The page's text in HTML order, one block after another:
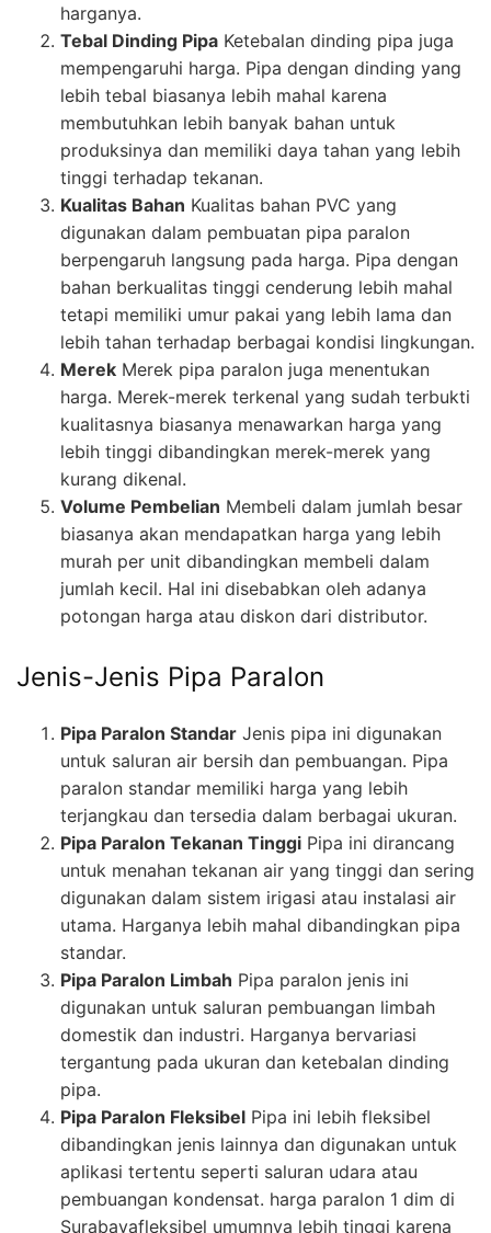
harganya.
Tebal Dinding Pipa Ketebalan dinding pipa juga
mempengaruhi harga. Pipa dengan dinding yang
lebih tebal biasanya lebih mahal karena
membutuhkan lebih banyak bahan untuk
produksinya dan memiliki daya tahan yang lebih
tinggi terhadap tekanan.
Kualitas Bahan Kualitas bahan PVC yang
digunakan dalam pembuatan pipa paralon
berpengaruh langsung pada harga. Pipa dengan
bahan berkualitas tinggi cenderung lebih mahal
tetapi memiliki umur pakai yang lebih lama dan
lebih tahan terhadap berbagai kondisi lingkungan.
Merek Merek pipa paralon juga menentukan
harga. Merek-merek terkenal yang sudah terbukti
kualitasnya biasanya menawarkan harga yang
lebih tinggi dibandingkan merek-merek yang
kurang dikenal.
Volume Pembelian Membeli dalam jumlah besar
biasanya akan mendapatkan harga yang lebih
murah per unit dibandingkan membeli dalam
jumlah kecil. Hal ini disebabkan oleh adanya
potongan harga atau diskon dari distributor.
Jenis-Jenis Pipa Paralon
Pipa Paralon Standar Jenis pipa ini digunakan
untuk saluran air bersih dan pembuangan. Pipa
paralon standar memiliki harga yang lebih
terjangkau dan tersedia dalam berbagai ukuran.
Pipa Paralon Tekanan Tinggi Pipa ini dirancang
untuk menahan tekanan air yang tinggi dan sering
digunakan dalam sistem irigasi atau instalasi air
utama. Harganya lebih mahal dibandingkan pipa
standar.
Pipa Paralon Limbah Pipa paralon jenis ini
digunakan untuk saluran pembuangan limbah
domestik dan industri. Harganya bervariasi
tergantung pada ukuran dan ketebalan dinding
pipa.
Pipa Paralon Fleksibel Pipa ini lebih fleksibel
dibandingkan jenis lainnya dan digunakan untuk
aplikasi tertentu seperti saluran udara atau
pembuangan kondensat. harga paralon 1 dim di
Surabayafleksibel umumnya lebih tinggi karena